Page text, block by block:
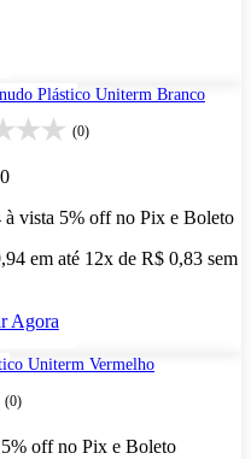
Plástico Uniterm Branco
(0)
à vista 5% off no Pix e Boleto
em até 12x de R$ 0,83 sem
Agora
Uniterm Vermelho
(0)
5% off no Pix e Boleto